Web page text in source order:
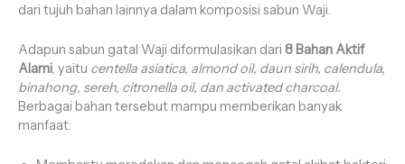
dari tujuh bahan lainnya dalam komposisi sabun Waji.
Adapun sabun gatal Waji diformulasikan dari 8 Bahan Aktif
Alami, yaitu centella asiatica, almond oil, daun sirih, calendula,
binahong, sereh, citronella oil, dan activated charcoal.
Berbagai bahan tersebut mampu memberikan banyak
manfaat: